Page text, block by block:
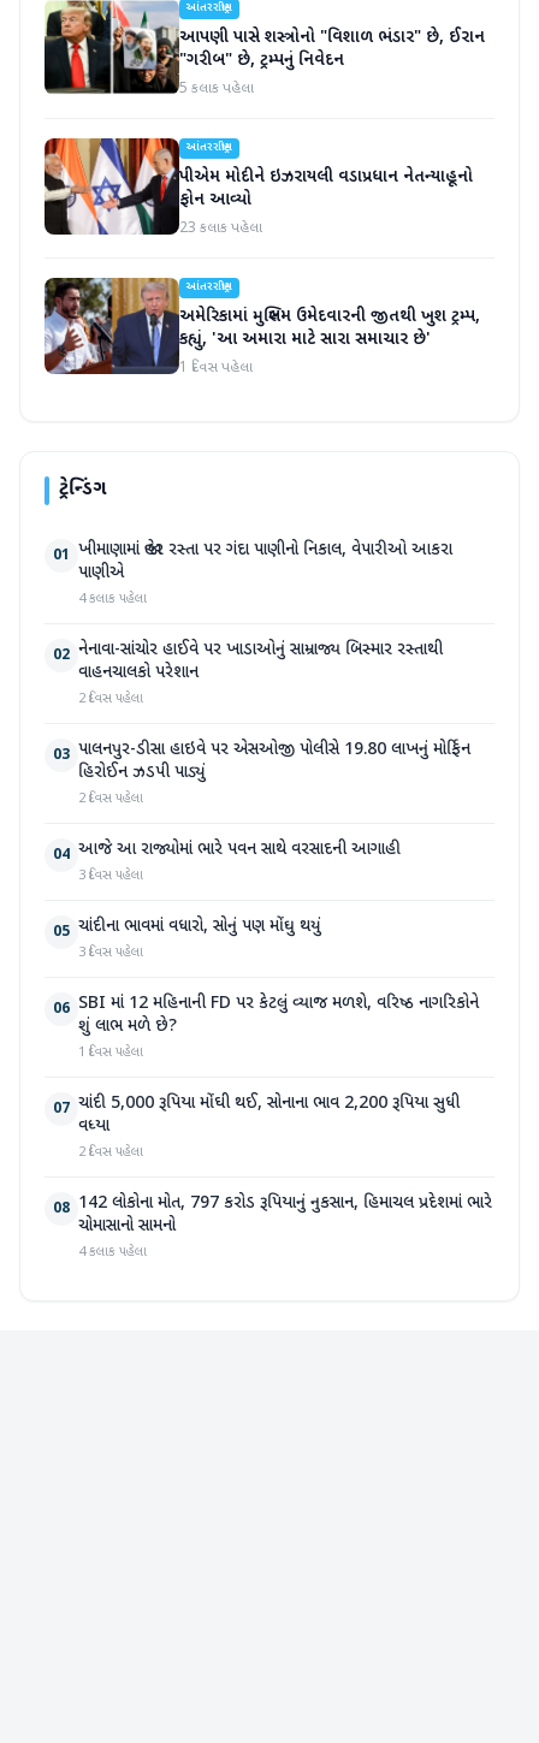
આંતરરાષ્ટ્રીય
આપણી પાસે શસ્ત્રોનો "વિશાળ ભંડાર" છે, ઈરાન
"ગરીબ" છે, ટ્રમ્પનું નિવેદન
5 કલાક પહેલા
આંતરરાષ્ટ્રીય
પીએમ મોદીને ઇઝરાયલી વડાપ્રધાન નેતન્યાહૂનો
ફોન આવ્યો
23 કલાક પહેલા
આંતરરાષ્ટ્રીય
અમેરિકામાં મુસ્લિમ ઉમેદવારની જીતથી ખુશ ટ્રમ્પ,
કહ્યું, 'આ અમારા માટે સારા સમાચાર છે'
1 દિવસ પહેલા
ટ્રેન્ડિંગ
01 ખીમાણામાં જાહેર રસ્તા પર ગંદા પાણીનો નિકાલ, વેપારીઓ આકરા
પાણીએ
4 કલાક પહેલા
02 નેનાવા-સાંચોર હાઈવે પર ખાડાઓનું સામ્રાજ્ય બિસ્માર રસ્તાથી
વાહનચાલકો પરેશાન
2 દિવસ પહેલા
03 પાલનપુર-ડીસા હાઇવે પર એસઓજી પોલીસે 19.80 લાખનું મોર્ફિન
હિરોઈન ઝડપી પાડ્યું
2 દિવસ પહેલા
04 આજે આ રાજ્યોમાં ભારે પવન સાથે વરસાદની આગાહી
3 દિવસ પહેલા
05 ચાંદીના ભાવમાં વધારો, સોનું પણ મોંઘુ થયું
3 દિવસ પહેલા
06 SBI માં 12 મહિનાની FD પર કેટલું વ્યાજ મળશે, વરિષ્ઠ નાગરિકોને
શું લાભ મળે છે?
1 દિવસ પહેલા
07 ચાંદી 5,000 રૂપિયા મોંઘી થઈ, સોનાના ભાવ 2,200 રૂપિયા સુધી
વધ્યા
2 દિવસ પહેલા
08 142 લોકોના મોત, 797 કરોડ રૂપિયાનું નુકસાન, હિમાચલ પ્રદેશમાં ભારે
ચોમાસાનો સામનો
4 કલાક પહેલા